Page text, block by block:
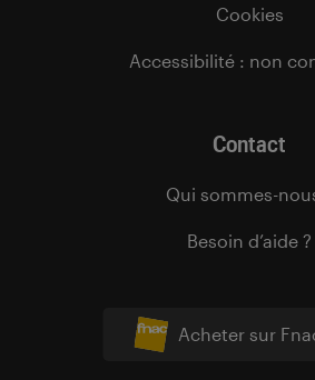
Acheter sur
Cookies
Accessibilité : non
Contact
Qui sommes-
Besoin d’aide ?